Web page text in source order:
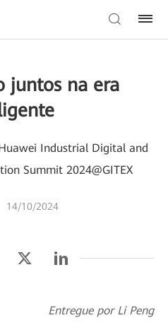
juntos na era
Industrial Digital and
Summit 2024@GITEX
14/10/2024
Entregue por Li Peng